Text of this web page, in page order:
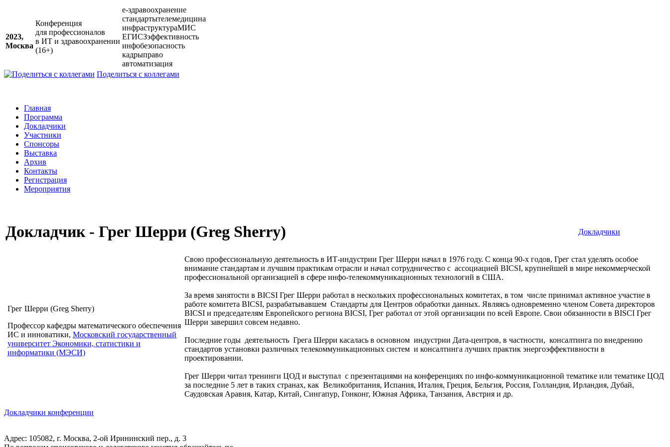
2023,
Москва
Конференция
для профессионалов
в ИТ и здравоохранении
(16+)
е-здравоохранение
стандартытелемедицина
инфраструктураМИС
ЕГИСЗэффективность
инфобезопасность
кадрыправо
автоматизация
Поделиться с коллегами
Главная
Программа
Докладчики
Участники
Спонсоры
Выставка
Архив
Контакты
Регистрация
Мероприятия
Докладчик - Грег Шерри (Greg Sherry) Докладчики
Грег Шерри (Greg Sherry)
Профессор кафедры математического обеспечения
ИС и инноватики, Московский государственный
университет Экономики, статистики и
информатики (МЭСИ)
Свою профессиональную деятельность в ИТ-индустрии Грег Шерри начал в 1976 году. С конца 90-х годов, Грег стал уделять особое
внимание стандартам и лучшим практикам отрасли и начал сотрудничество с ассоциацией BICSI, крупнейшей в мире некоммерческой
профессиональной организацией в сфере инфо-телекоммуникационных технологий в США.
За время занятости в BICSI Грег Шерри работал в нескольких профессиональных комитетах, в том числе принимал активное участие в
работе комитета BICSI, разрабатывавшем Стандарты для Центров обработки данных. Являясь одновременно членом Совета директоров
BICSI и председателям Европейского региона BICSI, Грег работал от этой организации по всей Европе. Свои обязанности в BISCI Грег
Шерри завершил совсем недавно.
Последние годы деятельность Грега Шерри касалась в основном индустрии Дата-центров, в частности, консалтинга по внедрению
стандартов установки различных телекоммуникационных систем и консалтинга лучших практик энергоэффективности в
проектировании.
Грег Шерри читал тренинги ЦОД и выступал с презентациями на конференциях по инфо-коммуникационной тематике или тематике ЦОД
за последние 5 лет в таких странах, как Великобритания, Испания, Италия, Греция, Бельгия, Россия, Голландия, Ирландия, Дубай,
Саудовская Аравия, Катар, Китай, Сингапур, Гонконг, Южная Африка, Танзания, Австрия и др.
Докладчики конференции
Адрес: 105082, г. Москва, 2-ой Ирининский пер., д. 3